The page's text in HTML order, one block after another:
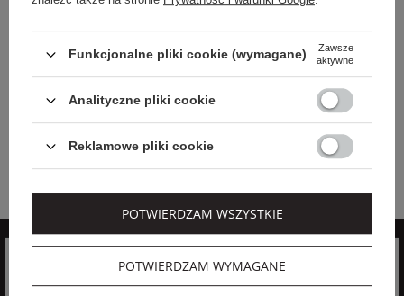
COUTURE
Cena regularna
Najniższa cena z 30 dni przed
obniżką 1 799,99 PLN
SPINKA ZE SZPILKĄ
BALMAIN PARIS HA…
Funkcjonalne pliki cookie (wymagane)
Zawsze
aktywne
Analityczne pliki cookie
Reklamowe pliki cookie
POTWIERDZAM WYMAGANE
POTWIERDZAM WSZYSTKIE